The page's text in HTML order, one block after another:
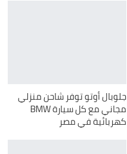
جلوبال أوتو توفر شاحن منزلي
مجاني مع كل سيارة BMW
كهربائية في مصر